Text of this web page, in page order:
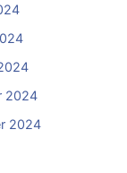
2024
2024